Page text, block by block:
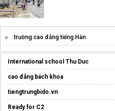
trường cao đẳng tiếng Hàn
International school Thu Duc
cao đẳng bách khoa
tiengtrungbido.vn
Ready for C2